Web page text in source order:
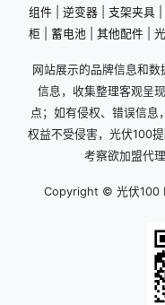
组件
逆变器 支架夹具
柜
蓄电池 其他配件
网站展示的品牌信息和
信息，收集整理客观呈
点；如有侵权、错误信息
权益不受侵害，光伏100
考察欲加盟代
Copyright © 光伏100